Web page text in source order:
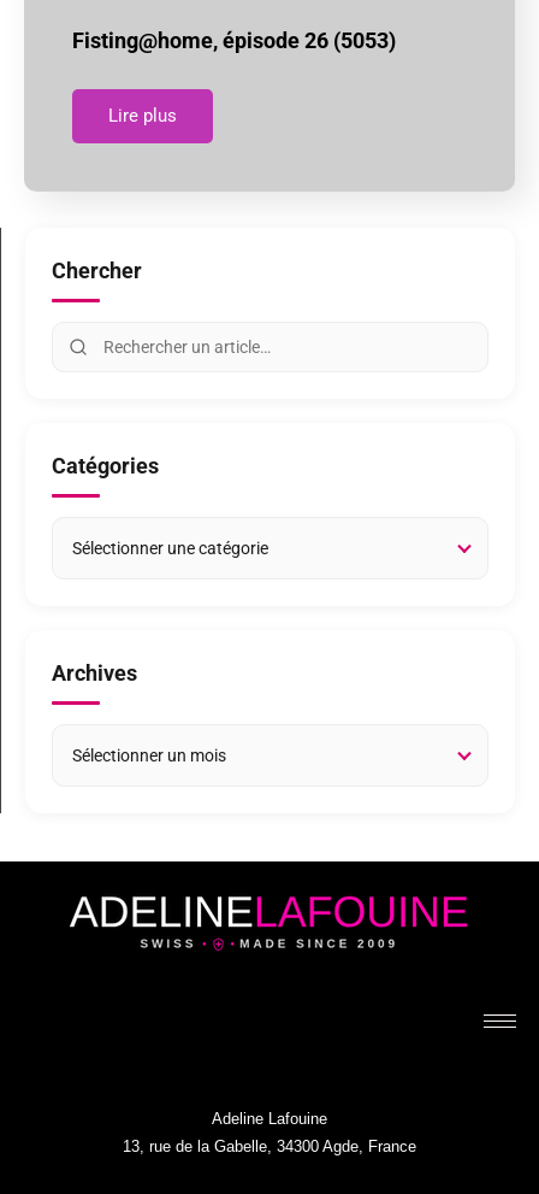
Fisting@home, épisode 26 (5053)
Lire plus
Chercher
Catégories
Archives
Adeline Lafouine
13, rue de la Gabelle, 34300 Agde, France